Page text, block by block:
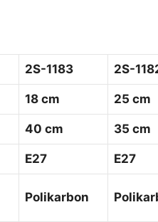
2S-1183 2S-
18 cm 25 cm
40 cm 35 cm
E27 E27
Polikarbon